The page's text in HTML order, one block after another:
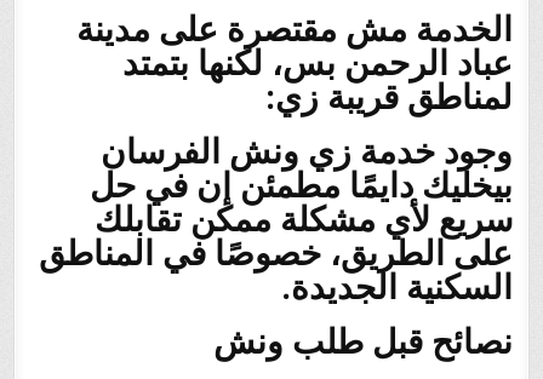
الخدمة مش مقتصرة على مدينة
عباد الرحمن بس، لكنها بتمتد
لمناطق قريبة زي:
وجود خدمة زي ونش الفرسان
بيخليك دايمًا مطمئن إن في حل
سريع لأي مشكلة ممكن تقابلك
على الطريق، خصوصًا في المناطق
السكنية الجديدة.
نصائح قبل طلب ونش